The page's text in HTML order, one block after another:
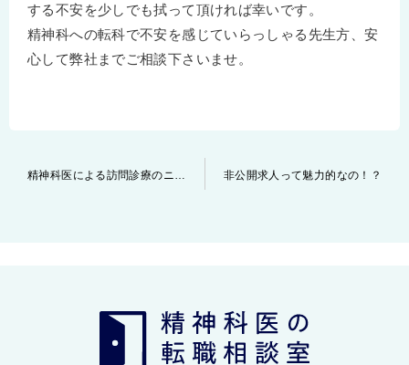
する不安を少しでも拭って頂ければ幸いです。
精神科への転科で不安を感じていらっしゃる先生方、安
心して弊社までご相談下さいませ。
精神科医による訪問診療のニーズについて 非公開求人って魅力的なの！？